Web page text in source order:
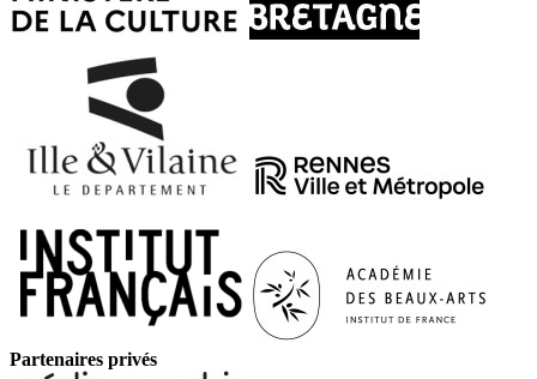
Partenaires privés